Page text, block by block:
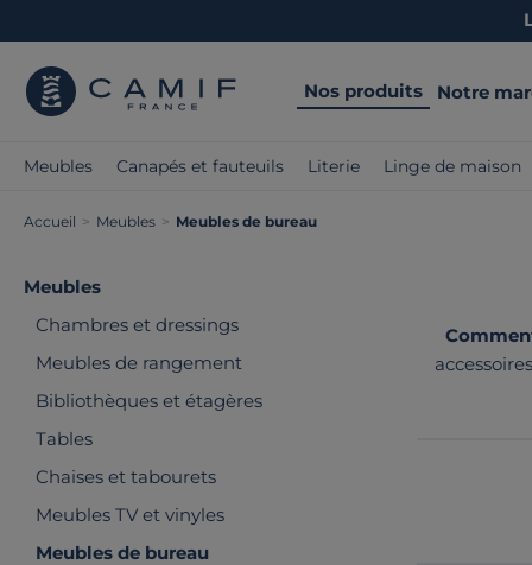
Nos produits Notre
Meubles Canapés et fauteuils Literie Linge de maison
Accueil > Meubles > Meubles de bureau
Meubles
Chambres et dressings
Meubles de rangement
Bibliothèques et étagères
Tables
Chaises et tabourets
Meubles TV et vinyles
Meubles de bureau
praticité,